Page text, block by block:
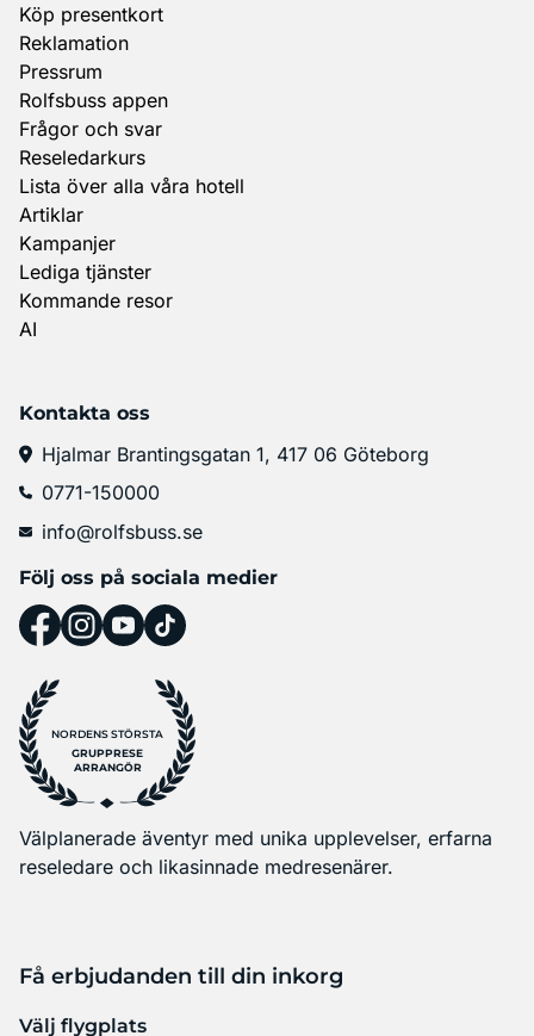
Köp presentkort
Reklamation
Pressrum
Rolfsbuss appen
Frågor och svar
Reseledarkurs
Lista över alla våra hotell
Artiklar
Kampanjer
Lediga tjänster
Kommande resor
AI
Kontakta oss
Hjalmar Brantingsgatan 1, 417 06 Göteborg
0771-150000
info@rolfsbuss.se
Följ oss på sociala medier
NORDENS STÖRSTA
GRUPPRESE
ARRANGÖR
Välplanerade äventyr med unika upplevelser, erfarna
reseledare och likasinnade medresenärer.
Få erbjudanden till din inkorg
Välj flygplats